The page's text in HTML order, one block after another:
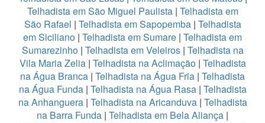
Telhadista em São Miguel Paulista| Telhadista em
São Rafael | Telhadista em Sapopemba | Telhadista
em Siciliano | Telhadista em Sumare | Telhadista em
Sumarezinho| Telhadista em Veleiros| Telhadista na
Vila Maria Zelia| Telhadista na Aclimação| Telhadista
na Água Branca | Telhadista na Água Fria | Telhadista
na Água Funda| Telhadista na Água Rasa | Telhadista
na Anhanguera| Telhadista na Aricanduva| Telhadista
na Barra Funda | Telhadista em Bela Aliança |